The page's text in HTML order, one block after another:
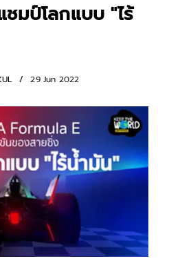
มป์โลกแบบ "ไร้
29 Jun 2022